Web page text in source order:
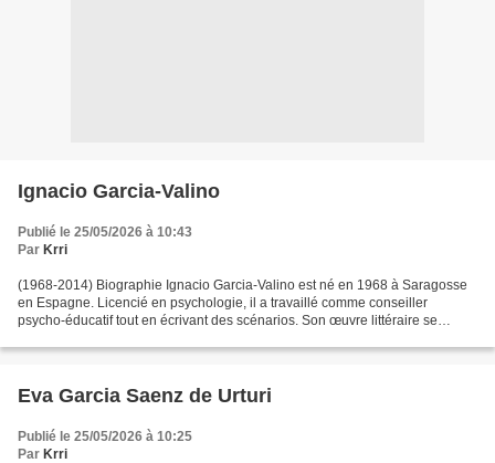
Ignacio Garcia-Valino
Publié le 25/05/2026 à 10:43
Par Krri
(1968-2014) Biographie Ignacio Garcia-Valino est né en 1968 à Saragosse
en Espagne. Licencié en psychologie, il a travaillé comme conseiller
psycho-éducatif tout en écrivant des scénarios. Son œuvre littéraire se
Eva Garcia Saenz de Urturi
Publié le 25/05/2026 à 10:25
Par Krri